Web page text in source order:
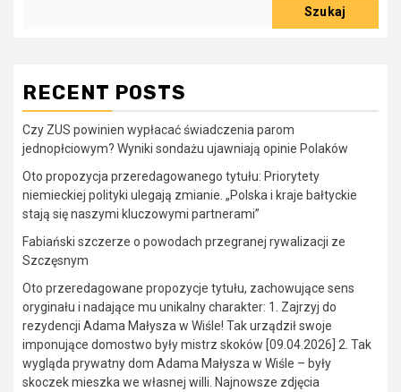
Szukaj
RECENT POSTS
Czy ZUS powinien wypłacać świadczenia parom
jednopłciowym? Wyniki sondażu ujawniają opinie Polaków
Oto propozycja przeredagowanego tytułu: Priorytety
niemieckiej polityki ulegają zmianie. „Polska i kraje bałtyckie
stają się naszymi kluczowymi partnerami”
Fabiański szczerze o powodach przegranej rywalizacji ze
Szczęsnym
Oto przeredagowane propozycje tytułu, zachowujące sens
oryginału i nadające mu unikalny charakter: 1. Zajrzyj do
rezydencji Adama Małysza w Wiśle! Tak urządził swoje
imponujące domostwo były mistrz skoków [09.04.2026] 2. Tak
wygląda prywatny dom Adama Małysza w Wiśle – były
skoczek mieszka we własnej willi. Najnowsze zdjęcia